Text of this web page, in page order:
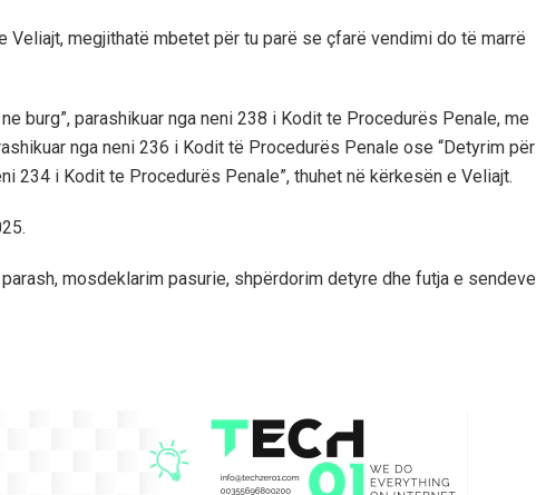
megjithatë mbetet për tu parë se çfarë vendimi do të marrë
burg”, parashikuar nga neni 238 i Kodit te Procedurës Penale, me
nga neni 236 i Kodit të Procedurës Penale ose “Detyrim për
234 i Kodit te Procedurës Penale”, thuhet në kërkesën e Veliajt.
mosdeklarim pasurie, shpërdorim detyre dhe futja e sendeve